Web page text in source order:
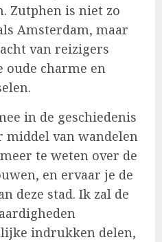
Zutphen is niet zo
Amsterdam, maar
van reizigers
oude charme en
in de geschiedenis
middel van wandelen
te weten over de
en ervaar je de
deze stad. Ik zal de
indrukken delen,